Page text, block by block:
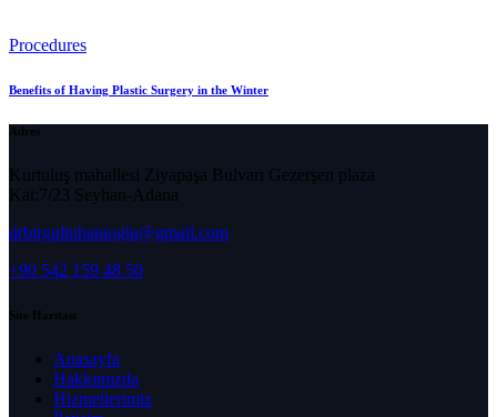
Procedures
Benefits of Having Plastic Surgery in the Winter
Adres
Kurtuluş mahallesi Ziyapaşa Bulvarı Gezerşen plaza
Kat:7/23 Seyhan-Adana
drbirgultuhanioglu@gmail.com
+90 542 159 48 50
Site Haritası
Anasayfa
Hakkımızda
Hizmetlerimiz